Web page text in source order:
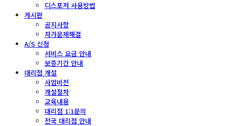
디스포저 사용방법
게시판
공지사항
자가문제해결
A/S 신청
서비스 요금 안내
보증기간 안내
대리점 개설
사업비전
개설절차
교육내용
대리점 1:1문의
전국 대리점 안내